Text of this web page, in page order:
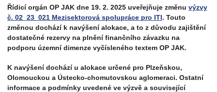
Řídicí orgán OP JAK dne 19. 2. 2025 uveřejňuje změnu výzvy
č. 02_23_021 Mezisektorová spolupráce pro ITI. Touto
změnou dochází k navýšení alokace, a to z důvodu zajištění
dostatečné rezervy na plnění finančního závazku na
podporu územní dimenze vyčísleného textem OP JAK.
K navýšení dochází u alokace určené pro Plzeňskou,
Olomouckou a Ústecko-chomutovskou aglomeraci. Ostatní
informace a podmínky uvedené ve výzvě a související